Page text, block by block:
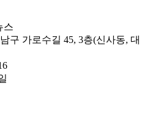
스
구 가로수길 45, 3층(신사동, 대